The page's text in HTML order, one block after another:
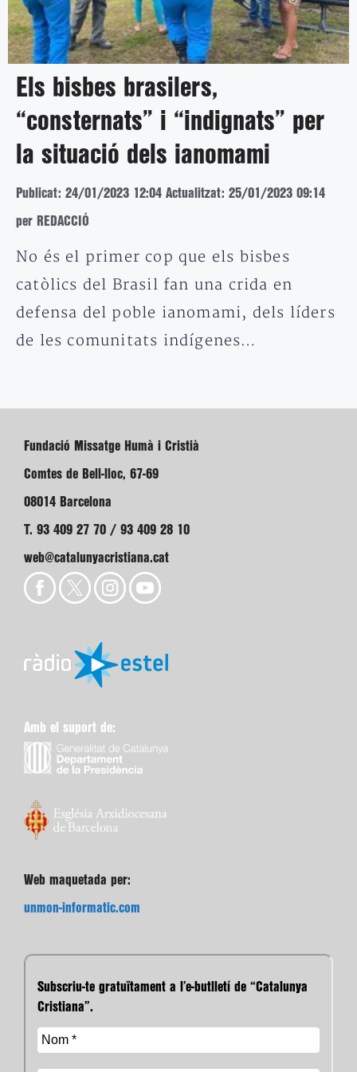
Els bisbes brasilers,
“consternats” i “indignats” per
la situació dels ianomami
Publicat: 24/01/2023 12:04 Actualitzat: 25/01/2023 09:14
per REDACCIÓ
No és el primer cop que els bisbes
catòlics del Brasil fan una crida en
defensa del poble ianomami, dels líders
de les comunitats indígenes…
Fundació Missatge Humà i Cristià
Comtes de Bell-lloc, 67-69
08014 Barcelona
T. 93 409 27 70 / 93 409 28 10
web@catalunyacristiana.cat
Amb el suport de:
Web maquetada per:
unmon-informatic.com
Subscriu-te gratuïtament a l’e-butlletí de “Catalunya
Cristiana”.